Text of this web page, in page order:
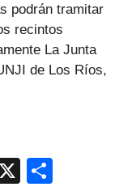
podrán tramitar
recintos
La Junta
de Los Ríos,
X